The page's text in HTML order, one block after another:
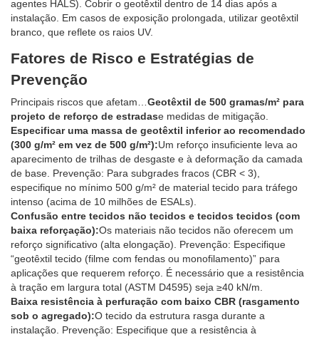
agentes HALS). Cobrir o geotêxtil dentro de 14 dias após a
instalação. Em casos de exposição prolongada, utilizar geotêxtil
branco, que reflete os raios UV.
Fatores de Risco e Estratégias de
Prevenção
Principais riscos que afetam… Geotêxtil de 500 gramas/m² para
projeto de reforço de estradase medidas de mitigação.
Especificar uma massa de geotêxtil inferior ao recomendado
(300 g/m² em vez de 500 g/m²):Um reforço insuficiente leva ao
aparecimento de trilhas de desgaste e à deformação da camada
de base. Prevenção: Para subgrades fracos (CBR < 3),
especifique no mínimo 500 g/m² de material tecido para tráfego
intenso (acima de 10 milhões de ESALs).
Confusão entre tecidos não tecidos e tecidos tecidos (com
baixa reforçação):Os materiais não tecidos não oferecem um
reforço significativo (alta elongação). Prevenção: Especifique
“geotêxtil tecido (filme com fendas ou monofilamento)” para
aplicações que requerem reforço. É necessário que a resistência
à tração em largura total (ASTM D4595) seja ≥40 kN/m.
Baixa resistência à perfuração com baixo CBR (rasgamento
sob o agregado):O tecido da estrutura rasga durante a
instalação. Prevenção: Especifique que a resistência à